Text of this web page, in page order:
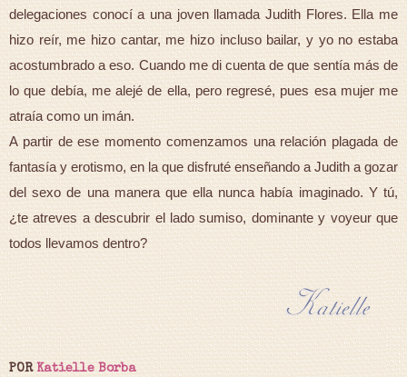
delegaciones conocí a una joven llamada Judith Flores. Ella me
hizo reír, me hizo cantar, me hizo incluso bailar, y yo no estaba
acostumbrado a eso. Cuando me di cuenta de que sentía más de
lo que debía, me alejé de ella, pero regresé, pues esa mujer me
atraía como un imán.
A partir de ese momento comenzamos una relación plagada de
fantasía y erotismo, en la que disfruté enseñando a Judith a gozar
del sexo de una manera que ella nunca había imaginado. Y tú,
¿te atreves a descubrir el lado sumiso, dominante y voyeur que
todos llevamos dentro?
PORKatielle Borba